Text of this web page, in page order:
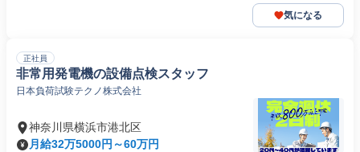
気になる
正社員
非常用発電機の設備点検スタッフ
日本負荷試験テクノ株式会社
神奈川県横浜市港北区
月給32万5000円～60万円